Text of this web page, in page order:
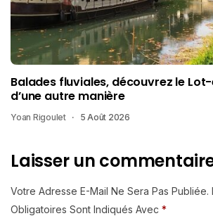
Balades fluviales, découvrez le
d’une autre manière
Yoan Rigoulet 5 Août 2026
Laisser un
Votre Adresse E-Mail Ne Sera Pas Publiée.
Obligatoires Sont Indiqués Avec *